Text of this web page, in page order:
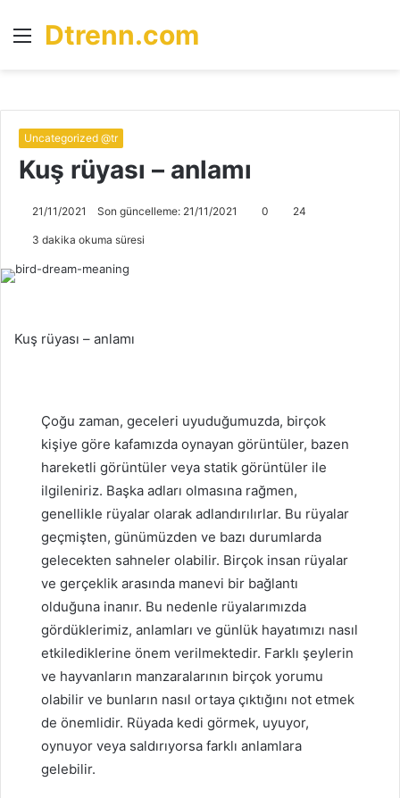
Menü
Dtrenn.com
Uncategorized @tr
Kuş rüyası – anlamı
21/11/2021 Son güncelleme: 21/11/2021 0 24
3 dakika okuma süresi
Kuş rüyası – anlamı
Çoğu zaman, geceleri uyuduğumuzda, birçok
kişiye göre kafamızda oynayan görüntüler, bazen
hareketli görüntüler veya statik görüntüler ile
ilgileniriz. Başka adları olmasına rağmen,
genellikle rüyalar olarak adlandırılırlar. Bu rüyalar
geçmişten, günümüzden ve bazı durumlarda
gelecekten sahneler olabilir. Birçok insan rüyalar
ve gerçeklik arasında manevi bir bağlantı
olduğuna inanır. Bu nedenle rüyalarımızda
gördüklerimiz, anlamları ve günlük hayatımızı nasıl
etkilediklerine önem verilmektedir. Farklı şeylerin
ve hayvanların manzaralarının birçok yorumu
olabilir ve bunların nasıl ortaya çıktığını not etmek
de önemlidir. Rüyada kedi görmek, uyuyor,
oynuyor veya saldırıyorsa farklı anlamlara
gelebilir.